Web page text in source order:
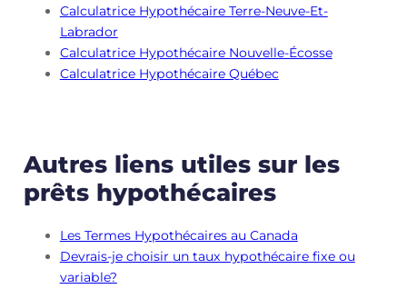
Calculatrice Hypothécaire Terre-Neuve-Et-
Labrador
Calculatrice Hypothécaire Nouvelle-Écosse
Calculatrice Hypothécaire Québec
Autres liens utiles sur les
prêts hypothécaires
Les Termes Hypothécaires au Canada
Devrais-je choisir un taux hypothécaire fixe ou
variable?